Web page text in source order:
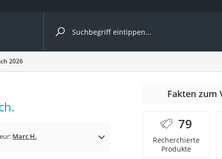
nach Kategorie
2026
Marc H.
Fakten zum
79
Recherchierte
Produkte